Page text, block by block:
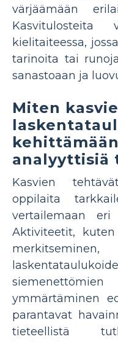
värjäämään
Kasvitulosteita
kielitaiteessa,
tarinoita tai
sanastoaan ja
Miten
analyyttisiä
Kasvien
oppilaita
vertailemaan
Aktiviteetit,
siemenettömien
ymmärtäminen
parantavat
tieteellistä